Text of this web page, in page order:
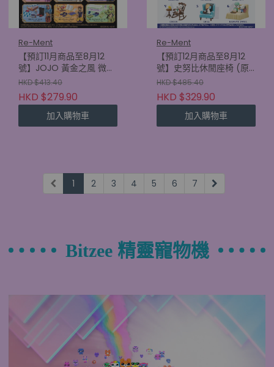
Re-Ment
【預訂11月商品至8月12
號】JOJO 黃金之風 微型
擺設 (原盒6款)
(4521121700892)
HKD $413.40
HKD $279.90
加入購物車
Re-Ment
【預訂12月商品至8月12
號】史努比休閒座椅 (原
盒6款) (4521121701806)
HKD $485.40
HKD $329.90
加入購物車
1 2 3 4 5 6 7
Bitzee 精靈寵物機